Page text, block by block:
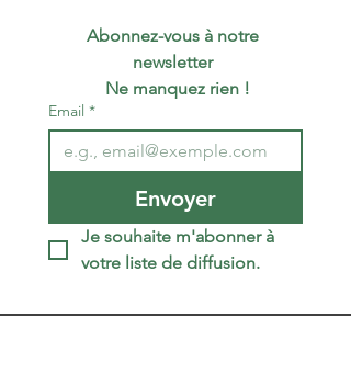
Abonnez-vous à notre
newsletter
Ne manquez rien !
Email *
Envoyer
Je souhaite m'abonner à
votre liste de diffusion.